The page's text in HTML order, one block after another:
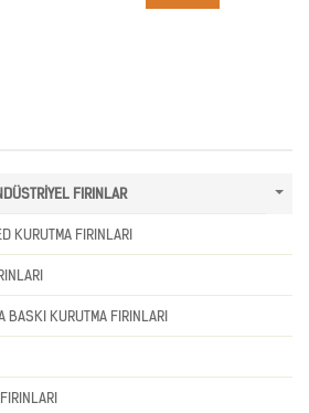
FIRINLAR
KURUTMA FIRINLARI
BASKI KURUTMA FIRINLARI